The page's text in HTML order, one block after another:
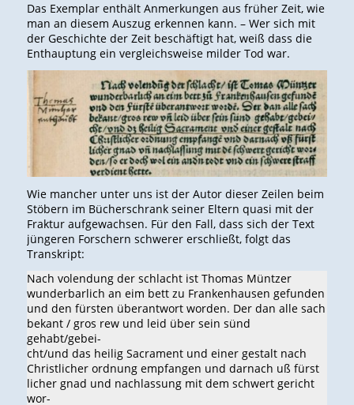
Das Exemplar enthält Anmerkungen aus früher Zeit, wie
man an diesem Auszug erkennen kann. – Wer sich mit
der Geschichte der Zeit beschäftigt hat, weiß dass die
Enthauptung ein vergleichsweise milder Tod war.
Wie mancher unter uns ist der Autor dieser Zeilen beim
Stöbern im Bücherschrank seiner Eltern quasi mit der
Fraktur aufgewachsen. Für den Fall, dass sich der Text
jüngeren Forschern schwerer erschließt, folgt das
Transkript:
Nach volendung der schlacht ist Thomas Müntzer
wunderbarlich an eim bett zu Frankenhausen gefunden
und den fürsten überantwort worden. Der dan alle sach
bekant / gros rew und leid über sein sünd
gehabt/gebei-
cht/und das heilig Sacrament und einer gestalt nach
Christlicher ordnung empfangen und darnach uß fürst
licher gnad und nachlassung mit dem schwert gericht
wor-